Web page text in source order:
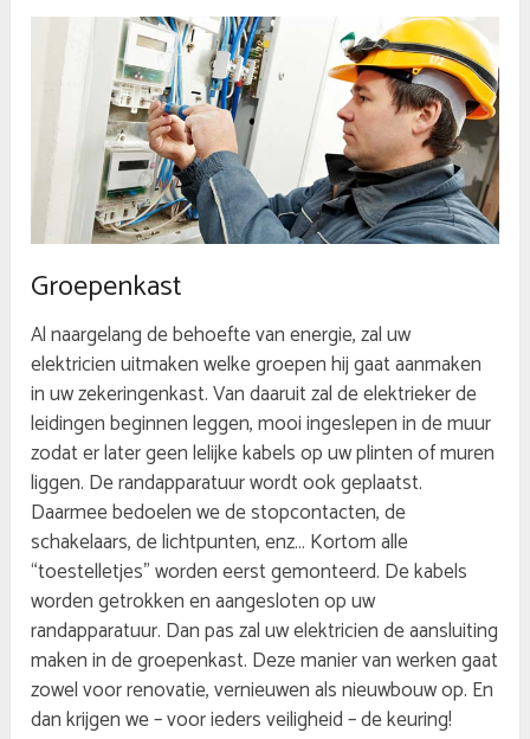
Groepenkast
Al naargelang de behoefte van energie, zal uw
elektricien uitmaken welke groepen hij gaat aanmaken
in uw zekeringenkast. Van daaruit zal de elektrieker de
leidingen beginnen leggen, mooi ingeslepen in de muur
zodat er later geen lelijke kabels op uw plinten of muren
liggen. De randapparatuur wordt ook geplaatst.
Daarmee bedoelen we de stopcontacten, de
schakelaars, de lichtpunten, enz… Kortom alle
“toestelletjes” worden eerst gemonteerd. De kabels
worden getrokken en aangesloten op uw
randapparatuur. Dan pas zal uw elektricien de aansluiting
maken in de groepenkast. Deze manier van werken gaat
zowel voor renovatie, vernieuwen als nieuwbouw op. En
dan krijgen we – voor ieders veiligheid – de keuring!